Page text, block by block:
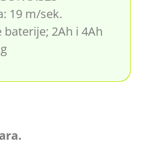
19 m/sek.
baterije; 2Ah i 4Ah